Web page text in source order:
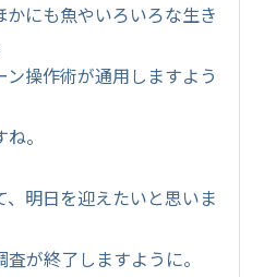
にも魚やいろいろな生き
操作術が通用しますよう
。
、明日を迎えたいと思いま
が終了しますように。